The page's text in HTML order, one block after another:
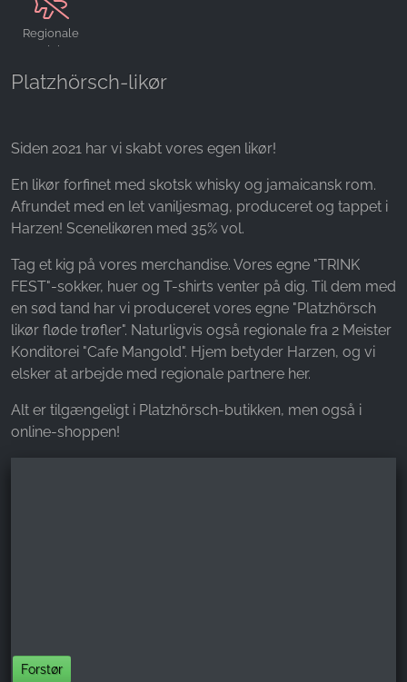
Regionale
produkter
Platzhörsch-likør
Siden 2021 har vi skabt vores egen likør!
En likør forfinet med skotsk whisky og jamaicansk rom.
Afrundet med en let vaniljesmag, produceret og tappet i
Harzen! Scenelikøren med 35% vol.
Tag et kig på vores merchandise. Vores egne "TRINK
FEST"-sokker, huer og T-shirts venter på dig. Til dem med
en sød tand har vi produceret vores egne "Platzhörsch
likør fløde trøfler". Naturligvis også regionale fra 2 Meister
Konditorei "Cafe Mangold". Hjem betyder Harzen, og vi
elsker at arbejde med regionale partnere her.
Alt er tilgængeligt i Platzhörsch-butikken, men også i
online-shoppen!
Forstør
Provider:
Purpose:
Cookie duration: